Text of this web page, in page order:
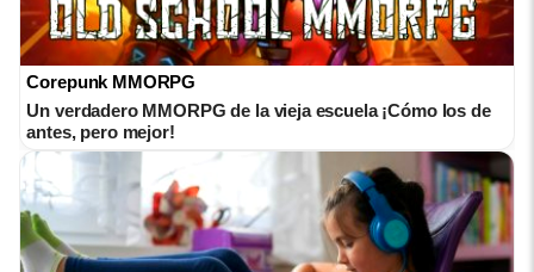
Corepunk MMORPG
Un verdadero MMORPG de la vieja escuela ¡Cómo los de
antes, pero mejor!